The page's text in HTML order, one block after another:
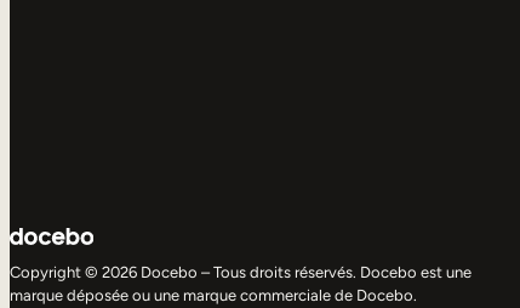
Copyright © 2026 Docebo – Tous droits réservés. Docebo est une
marque déposée ou une marque commerciale de Docebo.